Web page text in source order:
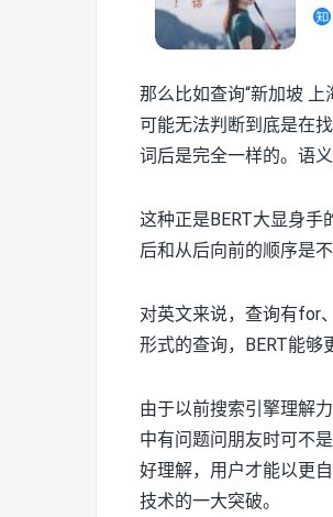
那么比如查询“新加坡
可能无法判断到底是在
词后是完全一样的。语
这种正是BERT大显身手
后和从后向前的顺序是不
对英文来说，查询有for
形式的查询，BERT能够
由于以前搜索引擎理解
中有问题问朋友时可不
好理解，用户才能以更
技术的一大突破。